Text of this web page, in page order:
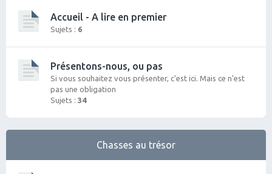
Accueil - A lire en premier
Sujets : 6
Présentons-nous, ou pas
Si vous souhaitez vous présenter, c'est ici. Mais ce n'est
pas une obligation
Sujets : 34
Chasses au trésor